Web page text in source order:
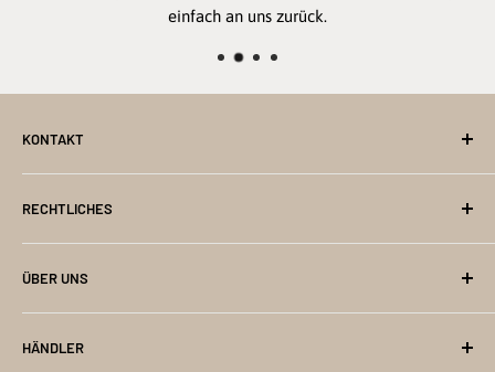
einfach an uns zurück.
KONTAKT
Lampe@baerenpresse.de
shop@baerenpresse.de
Tel: 00495201828298
Fax +49 (0)5201 735752
RECHTLICHES
Datenschutz
Widerrufsbelehrung
Versand- und Zahlungsbedingungen
ÜBER UNS
Märkte- & Festivaltermine
HÄNDLER